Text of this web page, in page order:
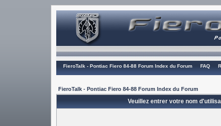
FieroTalk - Pontiac Fiero 84-88 Forum Index du Forum FAQ
FieroTalk - Pontiac Fiero 84-88 Forum Index du Forum
Veuillez entrer votre nom